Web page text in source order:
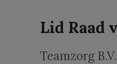
Lid Raad
Teamzorg B.V.